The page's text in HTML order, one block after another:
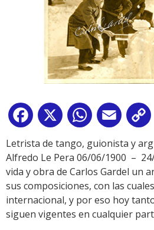
Facebook
X WhatsApp
Email
Letrista de tango, guionista y
Alfredo Le Pera 06/06/1900 –
vida y obra de Carlos Gardel un
sus composiciones, con las
internacional, y por eso hoy
siguen vigentes en cualquier